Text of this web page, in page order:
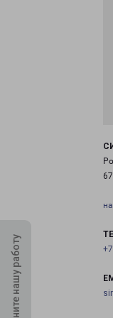
Оцените нашу работу